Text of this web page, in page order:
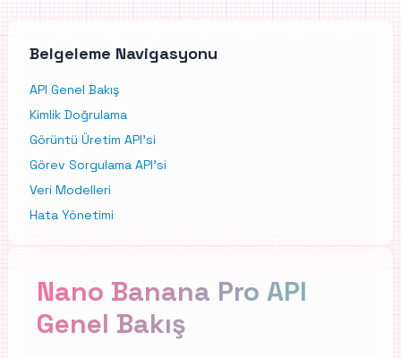
Belgeleme Navigasyonu
API Genel Bakış
Kimlik Doğrulama
Görüntü Üretim API'si
Görev Sorgulama API'si
Veri Modelleri
Hata Yönetimi
Nano Banana Pro API
Genel Bakış